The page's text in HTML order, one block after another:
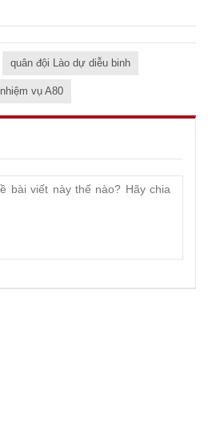
quân đội Lào dự diễu binh
nhiệm vụ A80